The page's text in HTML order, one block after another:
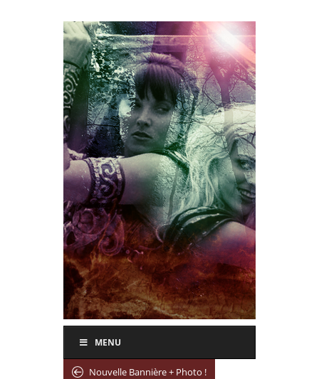
MENU
Nouvelle Bannière + Photo !